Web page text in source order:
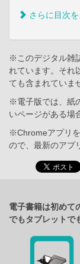
さらに目次
※このデジタル雑
れています。それ
ても含まれていま
※電子版では、紙
いページがある場
※Chromeアプリ
ので、最新のアプ
電子書籍は初めて
でもタブレットで